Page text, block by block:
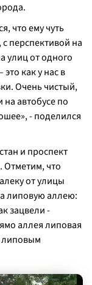
что ему чуть
перспективой на
улиц от одного
как у нас в
Очень чистый,
автобусе по
- поделился
и проспект
Отметим, что
от улицы
липовую аллею:
зацвели -
аллея липовая
липовым